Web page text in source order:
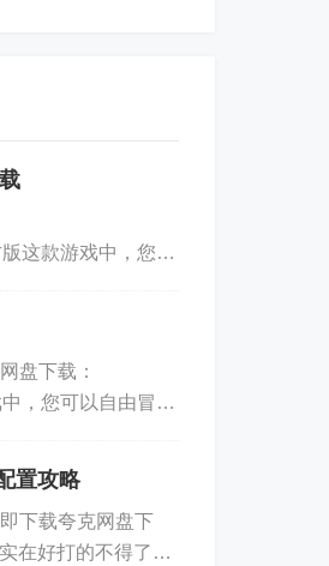
面前用了婴儿海一
这款游戏中，您将
盘下载：
，您可以自由冒险
置攻略
下载夸克网盘下
在好打的不得了，